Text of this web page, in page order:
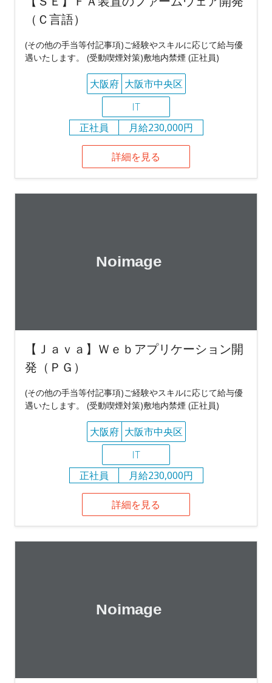
（Ｃ言語）
(その他の手当等付記事項)ご経験やスキルに応じて給与優
遇いたします。 (受動喫煙対策)敷地内禁煙 (正社員)
大阪府 大阪市中央区
IT
正社員
月給230,000円
詳細を見る
【Ｊａｖａ】Ｗｅｂアプリケーション開
発（ＰＧ）
(その他の手当等付記事項)ご経験やスキルに応じて給与優
遇いたします。 (受動喫煙対策)敷地内禁煙 (正社員)
大阪府 大阪市中央区
IT
正社員
月給230,000円
詳細を見る